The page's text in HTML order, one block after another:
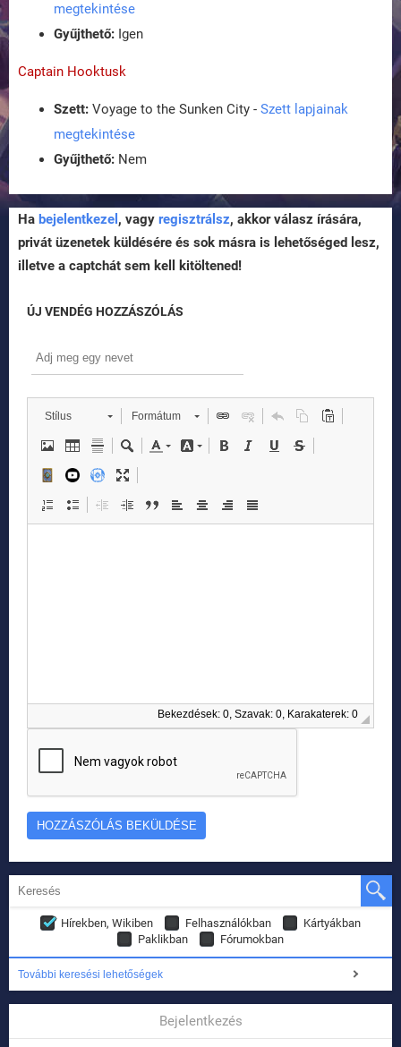
megtekintése
Gyűjthető: Igen
Captain Hooktusk
Szett: Voyage to the Sunken City - Szett lapjainak
megtekintése
Gyűjthető: Nem
Ha bejelentkezel , vagy regisztrálsz, akkor válasz írására,
privát üzenetek küldésére és sok másra is lehetőséged lesz,
illetve a captchát sem kell kitöltened!
ÚJ VENDÉG HOZZÁSZÓLÁS
Stílus Formátum
Bekezdések: 0, Szavak: 0, Karakaterek: 0
Hírekben, Wikiben Felhasználókban
Kártyákban
Paklikban
Fórumokban
További keresési lehetőségek
Bejelentkezés